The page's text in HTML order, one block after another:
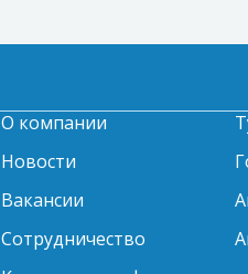
О компании
Новости
Вакансии
Сотрудничество